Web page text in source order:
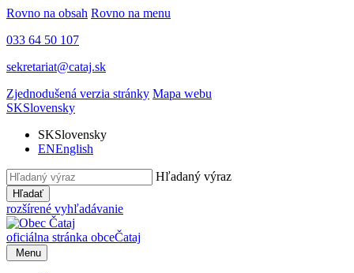
Rovno na obsah Rovno na menu
033 64 50 107
sekretariat@cataj.sk
Zjednodušená verzia stránky Mapa webu
SKSlovensky
SKSlovensky
ENEnglish
Hľadaný výraz
Hľadať
rozšírené vyhľadávanie
oficiálna stránka obceČataj
Menu